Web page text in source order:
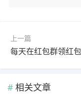
上一篇
相关文章